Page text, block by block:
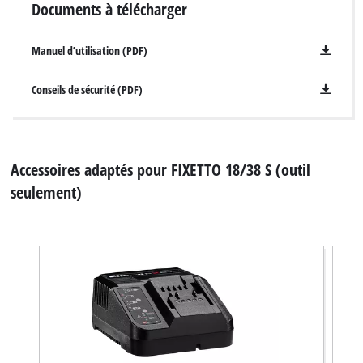
Documents à télécharger
Manuel d’utilisation (PDF)
Conseils de sécurité (PDF)
Accessoires adaptés pour FIXETTO 18/38 S (outil
seulement)